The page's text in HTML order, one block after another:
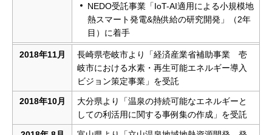
NEDO受託事業「IoT-AI適用による小規模地
熱スマート発電&熱供給の研究開発」（2年
目）に着手
2018年11月
長崎県壱岐市より「経済産業省補助事業 壱
岐市における水素・再生可能エネルギー導入
ビジョン策定事業」を受託
2018年10月
大分県より「温泉の持続可能なエネルギーと
しての利活用に関する事例集の作成」を受託